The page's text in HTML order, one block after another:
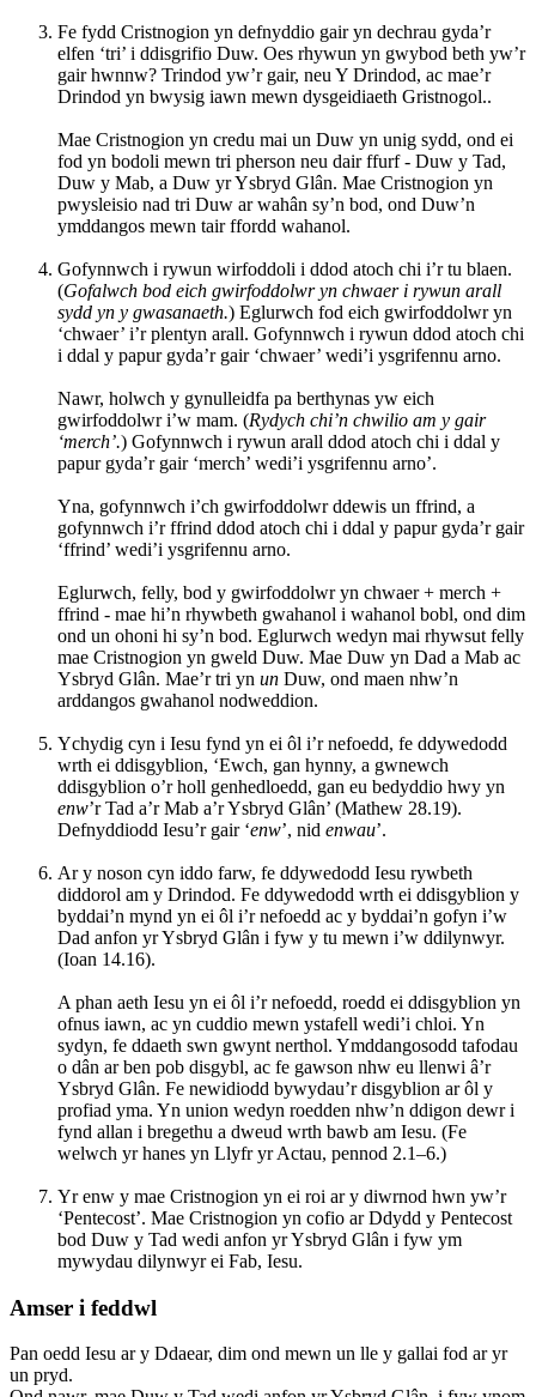
Fe fydd Cristnogion yn defnyddio gair yn dechrau gyda’r
elfen ‘tri’ i ddisgrifio Duw. Oes rhywun yn gwybod beth yw’r
gair hwnnw? Trindod yw’r gair, neu Y Drindod, ac mae’r
Drindod yn bwysig iawn mewn dysgeidiaeth Gristnogol..
Mae Cristnogion yn credu mai un Duw yn unig sydd, ond ei
fod yn bodoli mewn tri pherson neu dair ffurf - Duw y Tad,
Duw y Mab, a Duw yr Ysbryd Glân. Mae Cristnogion yn
pwysleisio nad tri Duw ar wahân sy’n bod, ond Duw’n
ymddangos mewn tair ffordd wahanol.
Gofynnwch i rywun wirfoddoli i ddod atoch chi i’r tu blaen.
(Gofalwch bod eich gwirfoddolwr yn chwaer i rywun arall
sydd yn y gwasanaeth.) Eglurwch fod eich gwirfoddolwr yn
‘chwaer’ i’r plentyn arall. Gofynnwch i rywun ddod atoch chi
i ddal y papur gyda’r gair ‘chwaer’ wedi’i ysgrifennu arno.
Nawr, holwch y gynulleidfa pa berthynas yw eich
gwirfoddolwr i’w mam. (Rydych chi’n chwilio am y gair
‘merch’.) Gofynnwch i rywun arall ddod atoch chi i ddal y
papur gyda’r gair ‘merch’ wedi’i ysgrifennu arno’.
Yna, gofynnwch i’ch gwirfoddolwr ddewis un ffrind, a
gofynnwch i’r ffrind ddod atoch chi i ddal y papur gyda’r gair
‘ffrind’ wedi’i ysgrifennu arno.
Eglurwch, felly, bod y gwirfoddolwr yn chwaer + merch +
ffrind - mae hi’n rhywbeth gwahanol i wahanol bobl, ond dim
ond un ohoni hi sy’n bod. Eglurwch wedyn mai rhywsut felly
mae Cristnogion yn gweld Duw. Mae Duw yn Dad a Mab ac
Ysbryd Glân. Mae’r tri yn un Duw, ond maen nhw’n
arddangos gwahanol nodweddion.
Ychydig cyn i Iesu fynd yn ei ôl i’r nefoedd, fe ddywedodd
wrth ei ddisgyblion, ‘Ewch, gan hynny, a gwnewch
ddisgyblion o’r holl genhedloedd, gan eu bedyddio hwy yn
enw’r Tad a’r Mab a’r Ysbryd Glân’ (Mathew 28.19).
Defnyddiodd Iesu’r gair ‘enw’, nid enwau’.
Ar y noson cyn iddo farw, fe ddywedodd Iesu rywbeth
diddorol am y Drindod. Fe ddywedodd wrth ei ddisgyblion y
byddai’n mynd yn ei ôl i’r nefoedd ac y byddai’n gofyn i’w
Dad anfon yr Ysbryd Glân i fyw y tu mewn i’w ddilynwyr.
(Ioan 14.16).
A phan aeth Iesu yn ei ôl i’r nefoedd, roedd ei ddisgyblion yn
ofnus iawn, ac yn cuddio mewn ystafell wedi’i chloi. Yn
sydyn, fe ddaeth swn gwynt nerthol. Ymddangosodd tafodau
o dân ar ben pob disgybl, ac fe gawson nhw eu llenwi â’r
Ysbryd Glân. Fe newidiodd bywydau’r disgyblion ar ôl y
profiad yma. Yn union wedyn roedden nhw’n ddigon dewr i
fynd allan i bregethu a dweud wrth bawb am Iesu. (Fe
welwch yr hanes yn Llyfr yr Actau, pennod 2.1–6.)
Yr enw y mae Cristnogion yn ei roi ar y diwrnod hwn yw’r
‘Pentecost’. Mae Cristnogion yn cofio ar Ddydd y Pentecost
bod Duw y Tad wedi anfon yr Ysbryd Glân i fyw ym
mywydau dilynwyr ei Fab, Iesu.
Amser i feddwl
Pan oedd Iesu ar y Ddaear, dim ond mewn un lle y gallai fod ar yr
un pryd.